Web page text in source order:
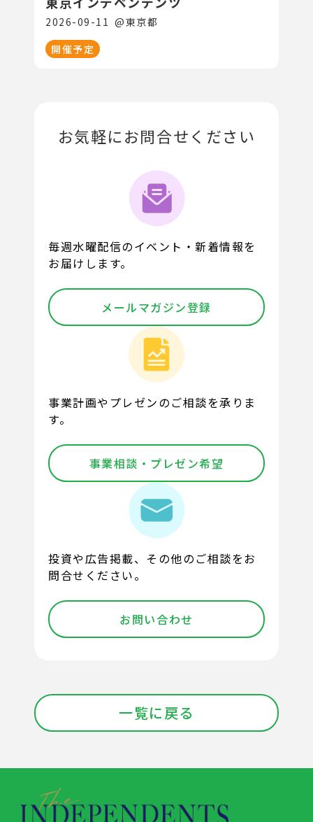
2026-09-11 @東京都
開催予定
お気軽にお問合せください
毎週水曜配信のイベント・新着情報を
お届けします。
メールマガジン登録
事業計画やプレゼンのご相談を承りま
す。
事業相談・プレゼン希望
投資や広告掲載、その他のご相談をお
問合せください。
お問い合わせ
一覧に戻る